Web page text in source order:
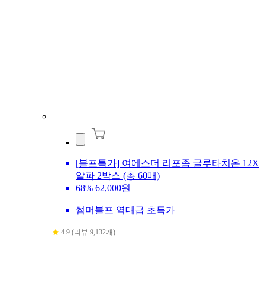
[블프특가] 여에스더 리포좀 글루타치온 12X
알파 2박스 (총 60매)
68% 62,000원
썸머블프 역대급 초특가
4.9 (리뷰 9,132개)